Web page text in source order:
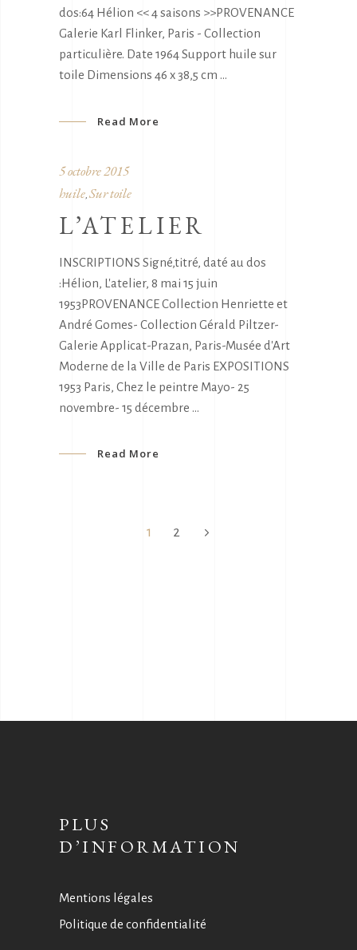
dos:64 Hélion << 4 saisons >>PROVENANCE
Galerie Karl Flinker, Paris - Collection
particulière. Date 1964 Support huile sur
toile Dimensions 46 x 38,5 cm
Read More
5 octobre 2015
huile, Sur toile
L’ATELIER
INSCRIPTIONS Signé,titré, daté au dos
:Hélion, L'atelier, 8 mai 15 juin
1953PROVENANCE Collection Henriette et
André Gomes- Collection Gérald Piltzer-
Galerie Applicat-Prazan, Paris-Musée d'Art
Moderne de la Ville de Paris EXPOSITIONS
1953 Paris, Chez le peintre Mayo- 25
novembre- 15 décembre
Read More
1 2
PLUS
D’INFORMATION
Mentions légales
Politique de confidentialité